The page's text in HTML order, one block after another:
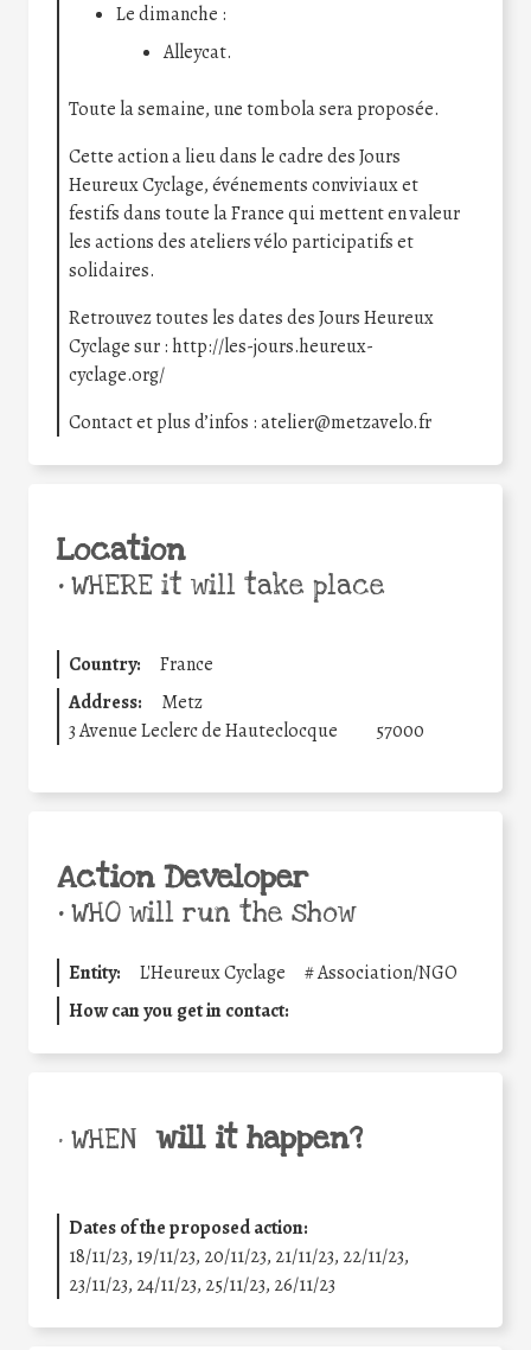
Le dimanche :
Alleycat.
Toute la semaine, une tombola sera proposée.
Cette action a lieu dans le cadre des Jours
Heureux Cyclage, événements conviviaux et
festifs dans toute la France qui mettent en valeur
les actions des ateliers vélo participatifs et
solidaires.
Retrouvez toutes les dates des Jours Heureux
Cyclage sur : http://les-jours.heureux-
cyclage.org/
Contact et plus d’infos : atelier@metzavelo.fr
Location
•WHERE it will take place
Country:
France
Address:
Metz
3 Avenue Leclerc de Hauteclocque
57000
Action Developer
•WHO will run the show
Entity: L'Heureux Cyclage #Association/NGO
How can you get in contact:
• WHEN will it happen?
Dates of the proposed action:
18/11/23, 19/11/23, 20/11/23, 21/11/23, 22/11/23,
23/11/23, 24/11/23, 25/11/23, 26/11/23